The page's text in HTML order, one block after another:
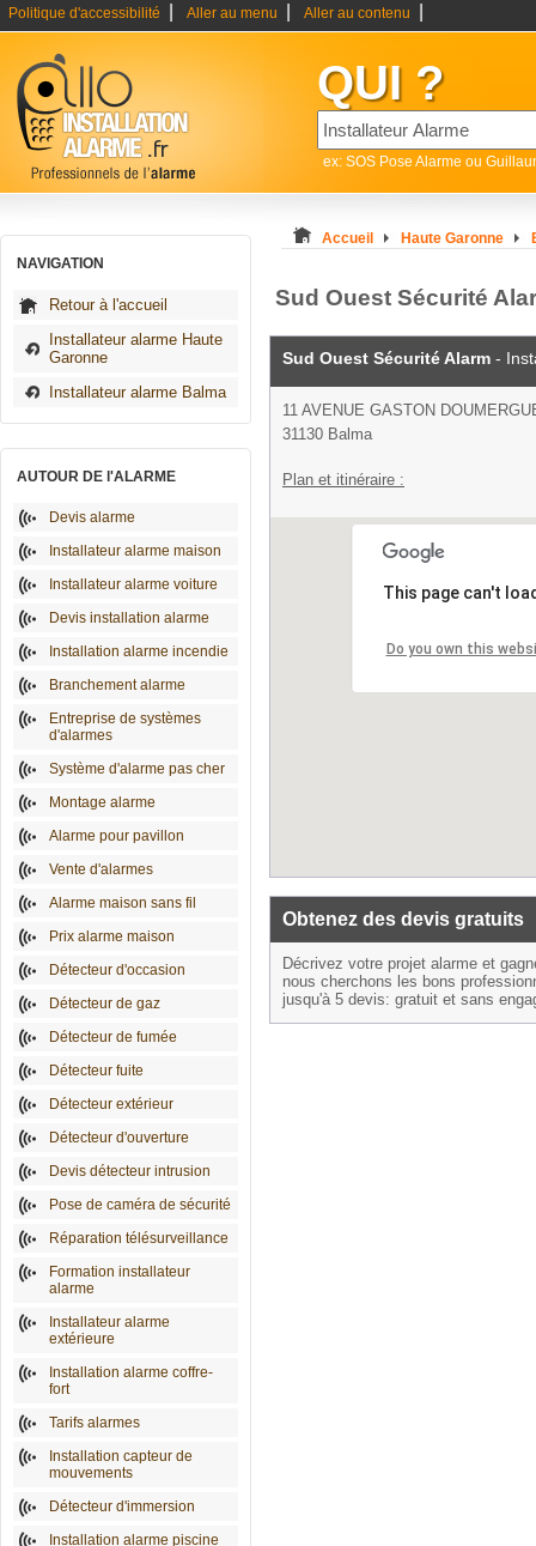
Politique d'accessibilité Aller au menu Aller au contenu
QUI ?
ex: SOS Pose Alarme ou
NAVIGATION
Retour à l'accueil
Installateur alarme Haute
Garonne
Installateur alarme Balma
AUTOUR DE l'ALARME
Devis alarme
Installateur alarme maison
Installateur alarme voiture
Devis installation alarme
Installation alarme incendie
Branchement alarme
Entreprise de systèmes
d'alarmes
Système d'alarme pas cher
Montage alarme
Alarme pour pavillon
Vente d'alarmes
Alarme maison sans fil
Prix alarme maison
Détecteur d'occasion
Détecteur de gaz
Détecteur de fumée
Détecteur fuite
Détecteur extérieur
Détecteur d'ouverture
Devis détecteur intrusion
Pose de caméra de sécurité
Réparation télésurveillance
Formation installateur
alarme
Installateur alarme
extérieure
Installation alarme coffre-
fort
Tarifs alarmes
Installation capteur de
mouvements
Détecteur d'immersion
Installation alarme piscine
Accueil Haute Garonne
Sud Ouest Sécurité
Sud Ouest Sécurité Alarm -
11 AVENUE GASTON
31130 Balma
Plan et itinéraire :
This page can't
Do you own this
Obtenez des devis gratuits
Décrivez votre projet alarme et
nous cherchons les bons
jusqu'à 5 devis: gratuit et sans